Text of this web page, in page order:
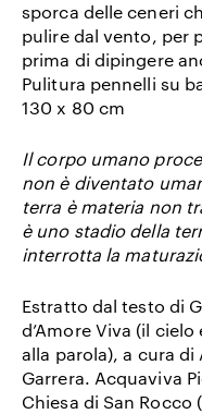
sporca delle ceneri
pulire dal vento, per
prima di dipingere
Pulitura pennelli su
130 x 80 cm
Il corpo umano
non è diventato
terra è materia non
è uno stadio della
interrotta la
Estratto dal testo di
d’Amore Viva (il
alla parola), a cura di
Garrera. Acquaviva
Chiesa di San Rocco